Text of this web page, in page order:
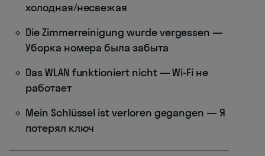
холодная/несвежая
Die Zimmerreinigung wurde vergessen —
Уборка номера была забыта
Das WLAN funktioniert nicht — Wi-Fi не
работает
Mein Schlüssel ist verloren gegangen — Я
потерял ключ